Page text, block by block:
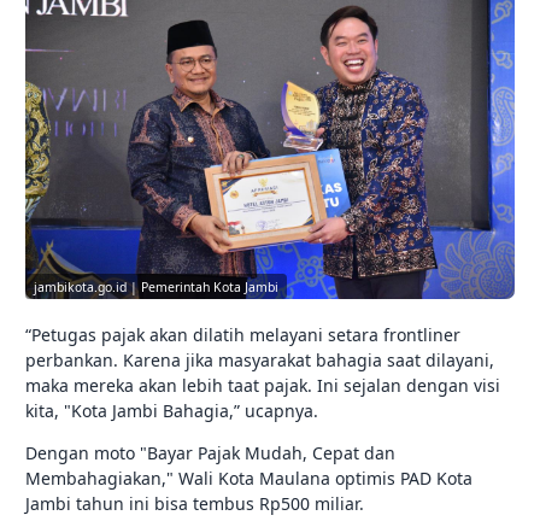
jambikota.go.id | Pemerintah Kota Jambi
“Petugas pajak akan dilatih melayani setara frontliner
perbankan. Karena jika masyarakat bahagia saat dilayani,
maka mereka akan lebih taat pajak. Ini sejalan dengan visi
kita, "Kota Jambi Bahagia,” ucapnya.
Dengan moto "Bayar Pajak Mudah, Cepat dan
Membahagiakan," Wali Kota Maulana optimis PAD Kota
Jambi tahun ini bisa tembus Rp500 miliar.